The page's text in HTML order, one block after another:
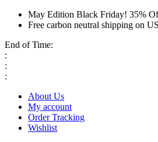
May Edition Black Friday! 35%
Free carbon neutral shipping on
End of Time:
:
:
:
About Us
My account
Order Tracking
Wishlist